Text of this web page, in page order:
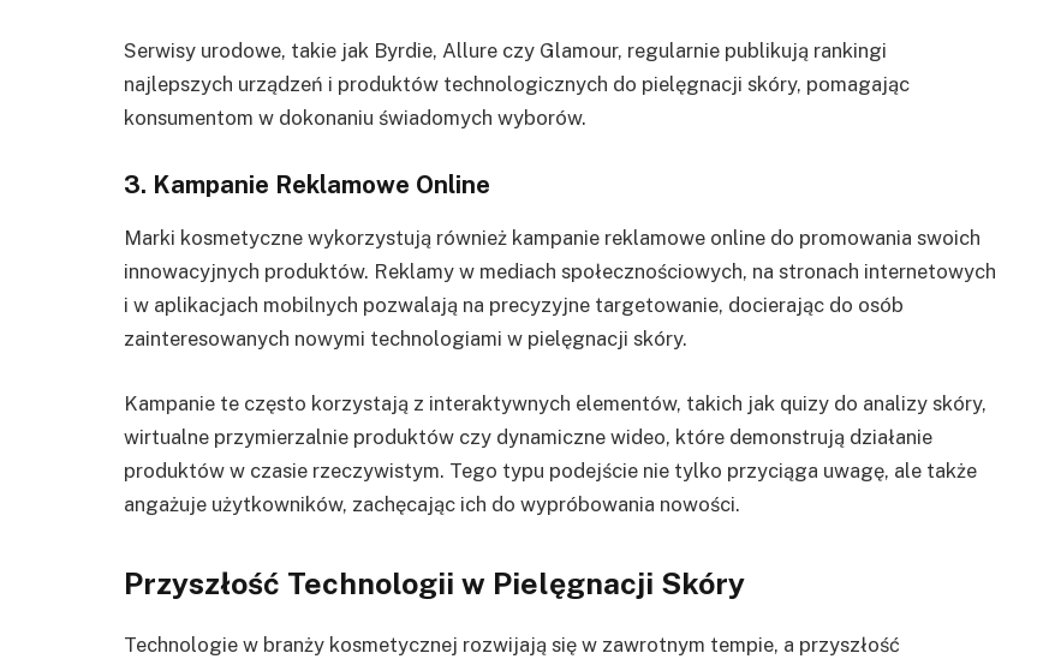
Serwisy urodowe, takie jak Byrdie, Allure czy Glamour, regularnie publikują rankingi
najlepszych urządzeń i produktów technologicznych do pielęgnacji skóry, pomagając
konsumentom w dokonaniu świadomych wyborów.
3. Kampanie Reklamowe Online
Marki kosmetyczne wykorzystują również kampanie reklamowe online do promowania swoich
innowacyjnych produktów. Reklamy w mediach społecznościowych, na stronach internetowych
i w aplikacjach mobilnych pozwalają na precyzyjne targetowanie, docierając do osób
zainteresowanych nowymi technologiami w pielęgnacji skóry.
Kampanie te często korzystają z interaktywnych elementów, takich jak quizy do analizy skóry,
wirtualne przymierzalnie produktów czy dynamiczne wideo, które demonstrują działanie
produktów w czasie rzeczywistym. Tego typu podejście nie tylko przyciąga uwagę, ale także
angażuje użytkowników, zachęcając ich do wypróbowania nowości.
Przyszłość Technologii w Pielęgnacji Skóry
Technologie w branży kosmetycznej rozwijają się w zawrotnym tempie, a przyszłość